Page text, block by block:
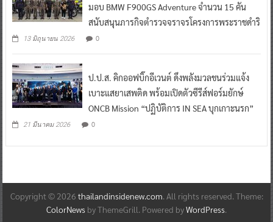
มอบ BMW F900GS Adventure จำนวน 15 คัน
สนับสนุนภารกิจตำรวจจราจรโครงการพระราชดำริ
13 มิถุนายน 2026 0
ป.ป.ส. คิกออฟบิ๊กอีเวนต์ ดึงพลังมวลชนร่วมแจ้ง
เบาะแสยาเสพติด พร้อมเปิดตัวซีรีส์ฟอร์มยักษ์
ONCB Mission “ปฏิบัติการ IN SEA บุกเกาะนรก”
21 มีนาคม 2026 0
Copyright © 2026 thailandinsidenew.com. All rights reserved. Theme:
ColorNews by ThemeGrill. Powered byWordPress.